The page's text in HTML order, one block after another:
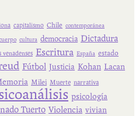
capitalismo Chile contemporánea
cultura democracia Dictadura
venadenses Escritura España estado
Fútbol Justicia Kohan Lacan
Milei Muerte narrativa
psicología
Tuerto Violencia vivian